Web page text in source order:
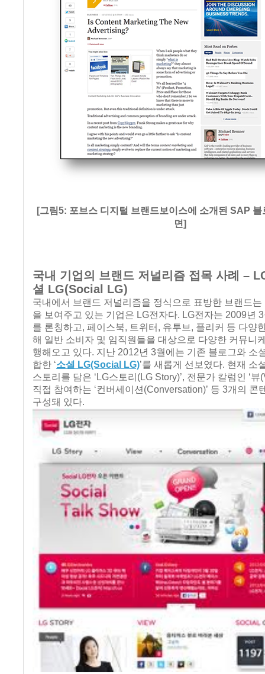
[그림5: 포브스 디지털 브랜드보이스에 소개된 SAP
면]
국내 기업의 브랜드 저널리즘 접목 사례 –
셜 LG(Social LG)
국내에서 브랜드 저널리즘을 정식으로 표방한 브랜드
을 보여주고 있는 기업은 LG전자다. LG전자는 2009년
를 론칭하고, 페이스북, 트위터, 유투브, 플리커 등 다양
해 일반 소비자 및 임직원들을 대상으로 다양한 커뮤니
행해오고 있다. 지난 2012년 3월에는 기존 블로그와 소
합한 ‘소셜 LG(Social LG)’를 새롭게 선보였다. 현재 소
스토리를 담은 ‘LG스토리(LG Story)’, 전문가 칼럼인 ‘뷰
직접 참여하는 ‘컨버세이션(Conversation)’ 등 3개의 콘
구성돼 있다.